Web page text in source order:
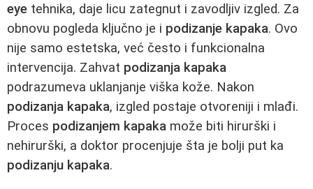
eye tehnika, daje licu zategnut i zavodljiv izgled. Za
obnovu pogleda ključno je i podizanje kapaka. Ovo
nije samo estetska, već često i funkcionalna
intervencija. Zahvat podizanja kapaka
podrazumeva uklanjanje viška kože. Nakon
podizanja kapaka, izgled postaje otvoreniji i mlađi.
Proces podizanjem kapaka može biti hirurški i
nehirurški, a doktor procenjuje šta je bolji put ka
podizanju kapaka.